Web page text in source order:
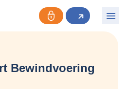
Bewindvoering